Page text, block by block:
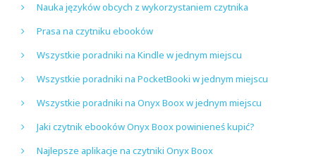
Nauka języków obcych z wykorzystaniem czytnika
Prasa na czytniku ebooków
Wszystkie poradniki na Kindle w jednym miejscu
Wszystkie poradniki na PocketBooki w jednym miejscu
Wszystkie poradniki na Onyx Boox w jednym miejscu
Jaki czytnik ebooków Onyx Boox powinieneś kupić?
Najlepsze aplikacje na czytniki Onyx Boox